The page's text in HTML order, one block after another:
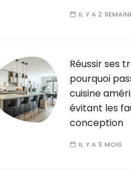
IL Y A 2
Réussir ses
pourquoi
cuisine
évitant les
conception
IL Y A 3 MOIS